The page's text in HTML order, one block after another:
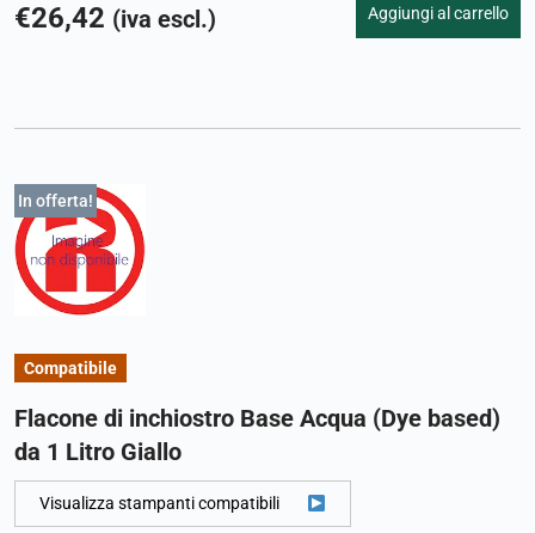
€26,42 (iva escl.) Aggiungi al carrello
In offerta!
Compatibile
Flacone di inchiostro Base Acqua (Dye based)
da 1 Litro Giallo
Visualizza stampanti compatibili